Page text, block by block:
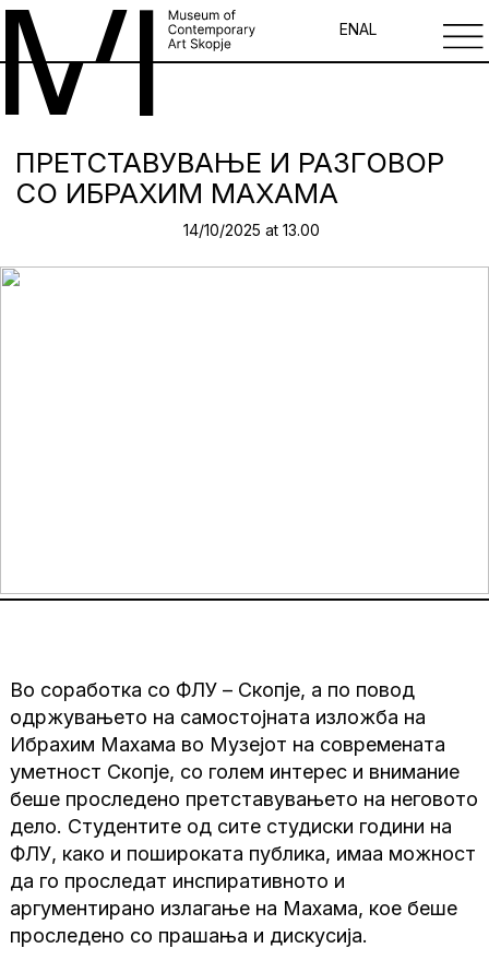
ENAL
ПРЕТСТАВУВАЊЕ И РАЗГОВОР
СО ИБРАХИМ МАХАМА
14/10/2025 at 13.00
Во соработка со ФЛУ – Скопје, а по повод
одржувањето на самостојната изложба на
Ибрахим Махама во Музејот на современата
уметност Скопје, со голем интерес и внимание
беше проследено претставувањето на неговото
дело. Студентите од сите студиски години на
ФЛУ, како и пошироката публика, имаа можност
да го проследат инспиративното и
аргументирано излагање на Махама, кое беше
проследено со прашања и дискусија.